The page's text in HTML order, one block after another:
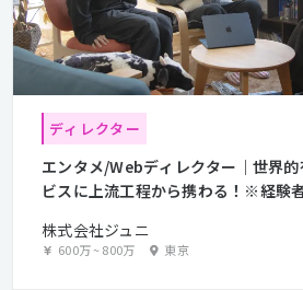
ディレクター
エンタメ/Webディレクター｜世界
ビスに上流工程から携わる！※経験
株式会社ジュニ
600万~800万 東京